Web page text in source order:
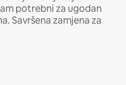
potrebni za ugodan
Savršena zamjena za